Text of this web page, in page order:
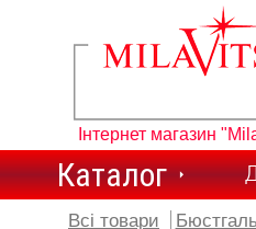
Інтернет магазин
Каталог
Всі товари